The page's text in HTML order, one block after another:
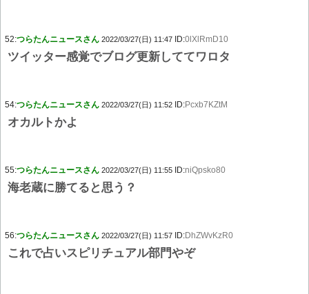
52:つらたんニュースさん 2022/03/27(日) 11:47 ID:0lXlRmD10
ツイッター感覚でブログ更新しててワロタ
54:つらたんニュースさん 2022/03/27(日) 11:52 ID:Pcxb7KZtM
オカルトかよ
55:つらたんニュースさん 2022/03/27(日) 11:55 ID:niQpsko80
海老蔵に勝てると思う？
56:つらたんニュースさん 2022/03/27(日) 11:57 ID:DhZWvKzR0
これで占いスピリチュアル部門やぞ